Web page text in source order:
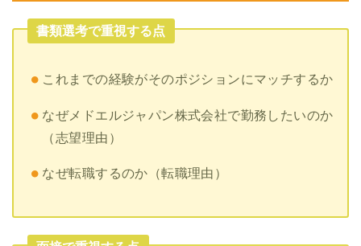
書類選考で重視する点
これまでの経験がそのポジションにマッチするか
なぜメドエルジャパン株式会社で勤務したいのか
（志望理由）
なぜ転職するのか（転職理由）